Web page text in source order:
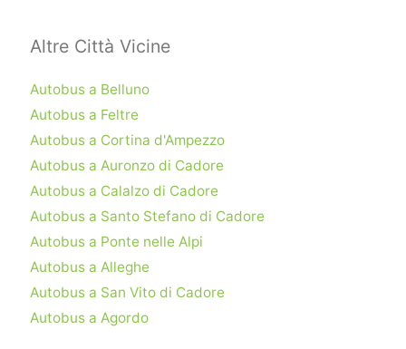
Altre Città Vicine
Autobus a Belluno
Autobus a Feltre
Autobus a Cortina d'Ampezzo
Autobus a Auronzo di Cadore
Autobus a Calalzo di Cadore
Autobus a Santo Stefano di Cadore
Autobus a Ponte nelle Alpi
Autobus a Alleghe
Autobus a San Vito di Cadore
Autobus a Agordo